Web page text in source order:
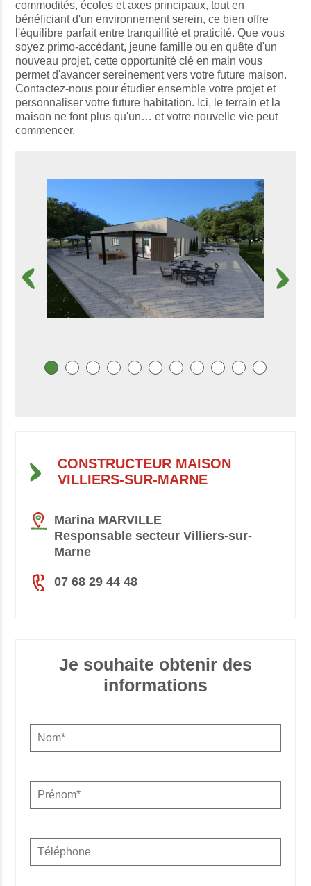
commodités, écoles et axes principaux, tout en
bénéficiant d'un environnement serein, ce bien offre
l'équilibre parfait entre tranquillité et praticité. Que vous
soyez primo-accédant, jeune famille ou en quête d'un
nouveau projet, cette opportunité clé en main vous
permet d'avancer sereinement vers votre future maison.
Contactez-nous pour étudier ensemble votre projet et
personnaliser votre future habitation. Ici, le terrain et la
maison ne font plus qu'un… et votre nouvelle vie peut
commencer.
CONSTRUCTEUR MAISON
VILLIERS-SUR-MARNE
Marina MARVILLE
Responsable secteur Villiers-sur-
Marne
07 68 29 44 48
Je souhaite obtenir des
informations